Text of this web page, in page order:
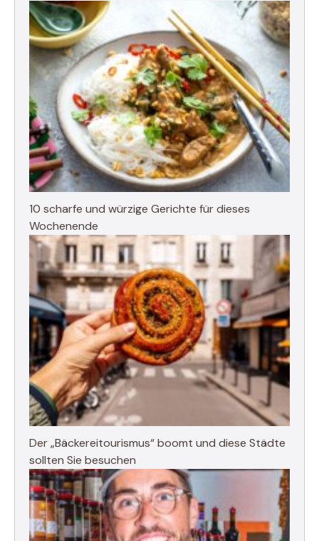
10 scharfe und würzige Gerichte für dieses
Wochenende
Der „Bäckereitourismus“ boomt und diese Städte
sollten Sie besuchen